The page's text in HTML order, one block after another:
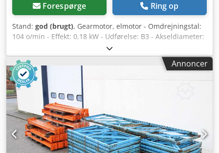
Forespørge Ring op
Stand: god (brugt), Gearmotor, elmotor - Omdrejningstal:
104 o/min - Effekt: 0,18 kW - Udførelse: B3 - Akseldiameter:
Ø 17 mm - Beskyttelsesklasse: IP 65 - Antal: 5 stk.
gearmotorer tilgængelige - Pris: pr. stk. - Dimensioner:
330/180/H140 mm - Vægt: 7 kg Crsdpfxsb A Rnbj Ak Tof
Annoncer